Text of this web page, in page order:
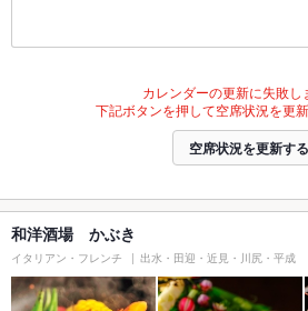
カレンダーの更新に失敗し
下記ボタンを押して空席状況を更新
空席状況を更新する
和洋酒場 かぶき
イタリアン・フレンチ 出水・田迎・近見・川尻・平成